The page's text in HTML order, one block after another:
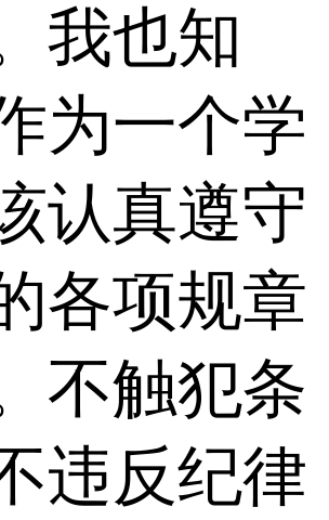
我也知
为一个学
认真遵守
各项规章
不触犯条
违反纪律